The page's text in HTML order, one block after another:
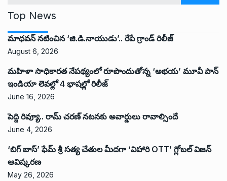
Top News
మాధవన్ నటించిన ‘జి.డి.నాయుడు’.. రేపే గ్రాండ్ రిలీజ్
August 6, 2026
మహిళా సాధికారత నేపథ్యంలో రూపొందుతోన్న ‘అభ‌య‌’ మూవీ పాన్
ఇండియా లెవ‌ల్లో 4 భాష‌ల్లో రిలీజ్
June 16, 2026
పెద్ది రివ్యూ.. రామ్ చరణ్ నటనకు అవార్డులు రావాల్సిందే
June 4, 2026
‘బిగ్ బాస్’ ఫేమ్ శ్రీ సత్య చేతుల మీదగా ‘విహారి OTT’ గ్లోబల్ విజన్
ఆవిష్కరణ
May 26, 2026